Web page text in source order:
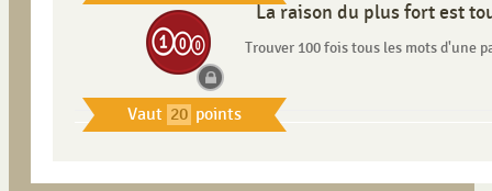
Vaut 20 points
La raison du plus fort est
Trouver 100 fois tous les mots d'une